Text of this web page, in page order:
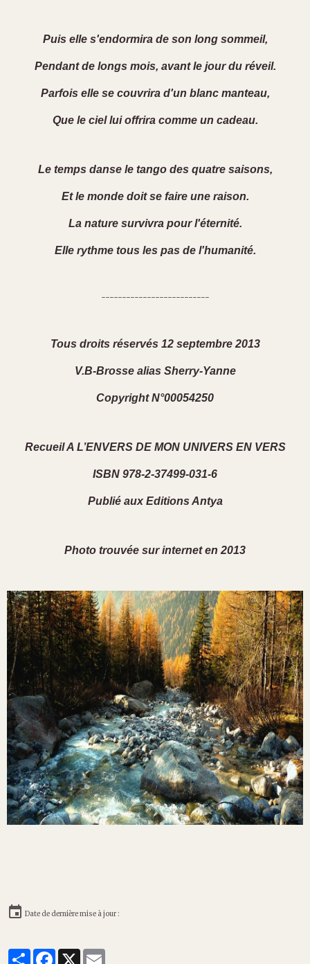
Puis elle s'endormira de son long sommeil,
Pendant de longs mois, avant le jour du réveil.
Parfois elle se couvrira d'un blanc manteau,
Que le ciel lui offrira comme un cadeau.
Le temps danse le tango des quatre saisons,
Et le monde doit se faire une raison.
La nature survivra pour l'éternité.
Elle rythme tous les pas de l'humanité.
--------------------------
Tous droits réservés 12 septembre 2013
V.B-Brosse alias Sherry-Yanne
Copyright N°00054250
Recueil A L’ENVERS DE MON UNIVERS EN VERS
ISBN 978-2-37499-031-6
Publié aux Editions Antya
Photo trouvée sur internet en 2013
Date de dernière mise à jour :
PartagerFacebook
X